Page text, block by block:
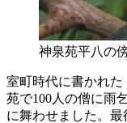
神泉苑平八の
室町時代に書かれ
苑で100人の僧に雨
に舞わせました。